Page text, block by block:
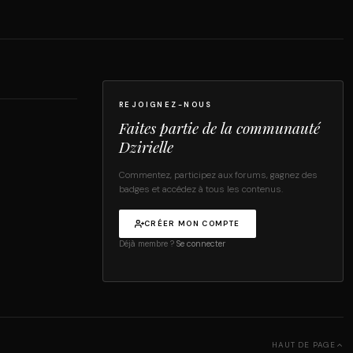
REJOIGNEZ-NOUS
Faites partie de la communauté
Dzirielle
Commentez, participez aux forums, gagnez des
badges et accédez à tous les contenus.
CRÉER MON COMPTE
Déjà membre ? Se connecter
HAUT DE PAGE